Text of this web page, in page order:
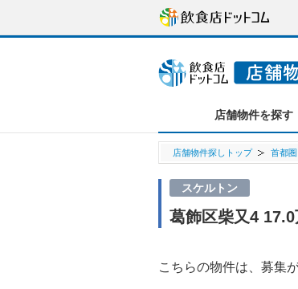
店舗物件を探す
店舗物件探しトップ 首都圏
スケルトン
葛飾区柴又4
こちらの物件は、募集